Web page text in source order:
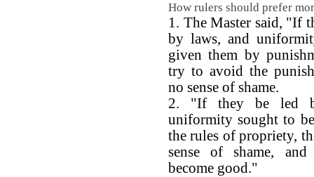
How rulers should prefer
1. The Master said, "If
by laws, and
given them by
try to avoid the
no sense of shame.
2. "If they be led
uniformity sought to
the rules of propriety,
sense of shame,
become good."